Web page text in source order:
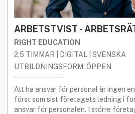
ARBETSTVIST -
RIGHT EDUCATION
2,5 TIMMAR | DIGITAL | SVENSKA
UTBILDNINGSFORM: ÖPPEN
Att ha ansvar för personal är ingen
först som sist företagets ledning i
ansvar för personalen. I större